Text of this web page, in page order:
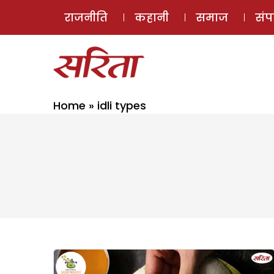
राजनीति कहानी समाज
Home » idli types